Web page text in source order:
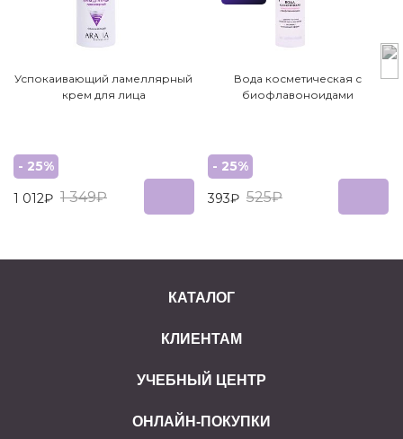
Успокаивающий ламеллярный
крем для лица
- 25%
1 012₽ 1 349₽
Вода косметическая с
биофлавоноидами
- 25%
393₽ 525₽
КАТАЛОГ
КЛИЕНТАМ
УЧЕБНЫЙ ЦЕНТР
ОНЛАЙН-ПОКУПКИ